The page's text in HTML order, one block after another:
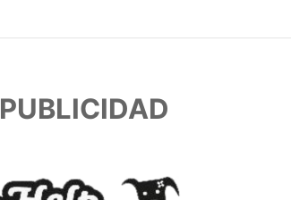
PUBLICIDAD